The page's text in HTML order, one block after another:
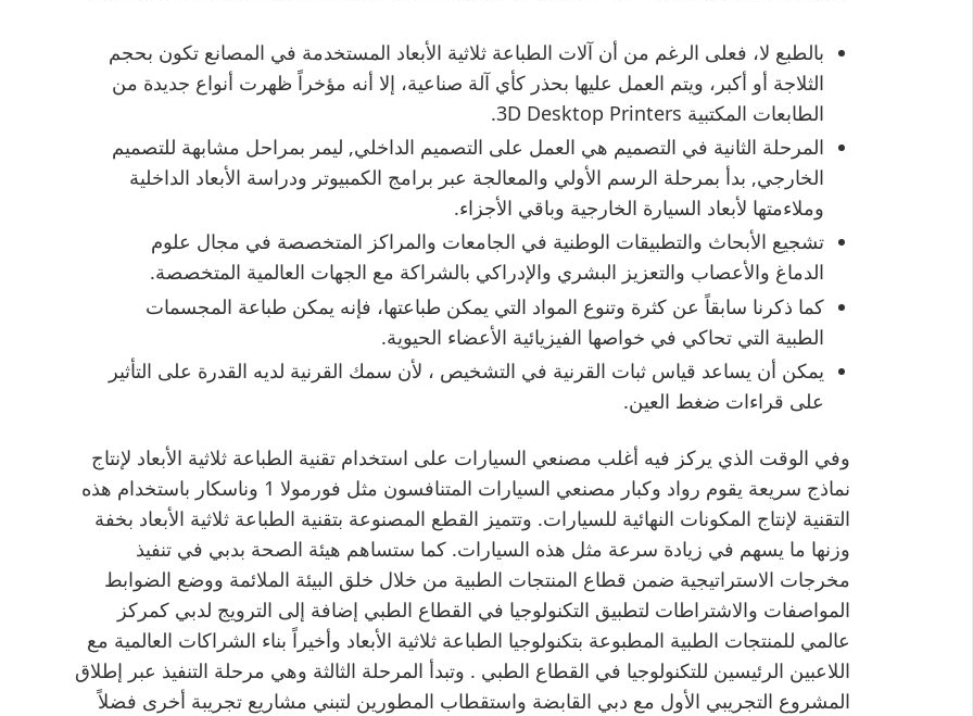
بالطبع لا، فعلى الرغم من أن آلات الطباعة ثلاثية الأبعاد المستخدمة في المصانع تكون بحجم
الثلاجة أو أكبر، ويتم العمل عليها بحذر كأي آلة صناعية، إلا أنه مؤخراً ظهرت أنواع جديدة من
الطابعات المكتبية 3D Desktop Printers.
المرحلة الثانية في التصميم هي العمل على التصميم الداخلي, ليمر بمراحل مشابهة للتصميم
الخارجي, بدأ بمرحلة الرسم الأولي والمعالجة عبر برامج الكمبيوتر ودراسة الأبعاد الداخلية
وملاءمتها لأبعاد السيارة الخارجية وباقي الأجزاء.
تشجيع الأبحاث والتطبيقات الوطنية في الجامعات والمراكز المتخصصة في مجال علوم
الدماغ والأعصاب والتعزيز البشري والإدراكي بالشراكة مع الجهات العالمية المتخصصة.
كما ذكرنا سابقاً عن كثرة وتنوع المواد التي يمكن طباعتها، فإنه يمكن طباعة المجسمات
الطبية التي تحاكي في خواصها الفيزيائية الأعضاء الحيوية.
يمكن أن يساعد قياس ثبات القرنية في التشخيص ، لأن سمك القرنية لديه القدرة على التأثير
على قراءات ضغط العين.
وفي الوقت الذي يركز فيه أغلب مصنعي السيارات على استخدام تقنية الطباعة ثلاثية الأبعاد لإنتاج
نماذج سريعة يقوم رواد وكبار مصنعي السيارات المتنافسون مثل فورمولا 1 وناسكار باستخدام هذه
التقنية لإنتاج المكونات النهائية للسيارات. وتتميز القطع المصنوعة بتقنية الطباعة ثلاثية الأبعاد بخفة
وزنها ما يسهم في زيادة سرعة مثل هذه السيارات. كما ستساهم هيئة الصحة بدبي في تنفيذ
مخرجات الاستراتيجية ضمن قطاع المنتجات الطبية من خلال خلق البيئة الملائمة ووضع الضوابط
المواصفات والاشتراطات لتطبيق التكنولوجيا في القطاع الطبي إضافة إلى الترويج لدبي كمركز
عالمي للمنتجات الطبية المطبوعة بتكنولوجيا الطباعة ثلاثية الأبعاد وأخيراً بناء الشراكات العالمية مع
اللاعبين الرئيسين للتكنولوجيا في القطاع الطبي . وتبدأ المرحلة الثالثة وهي مرحلة التنفيذ عبر إطلاق
المشروع التجريبي الأول مع دبي القابضة واستقطاب المطورين لتبني مشاريع تجريبة أخرى فضلاً